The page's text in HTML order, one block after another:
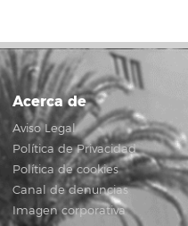
Acerca de
Aviso Legal
Política de Privacidad
Política de cookies
Canal de denuncias
Imagen corporativa